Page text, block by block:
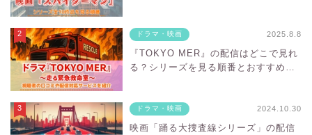
ドラマ・映画 2025.8.8
『TOKYO MER』の配信はどこで見れ
る？シリーズを見る順番とおすすめサ
ドラマ・映画 2024.10.30
映画「踊る大捜査線シリーズ」の配信